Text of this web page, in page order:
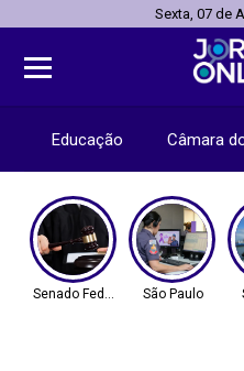
Sexta, 07 de
Educação Câmara
Senado Federal São Paulo